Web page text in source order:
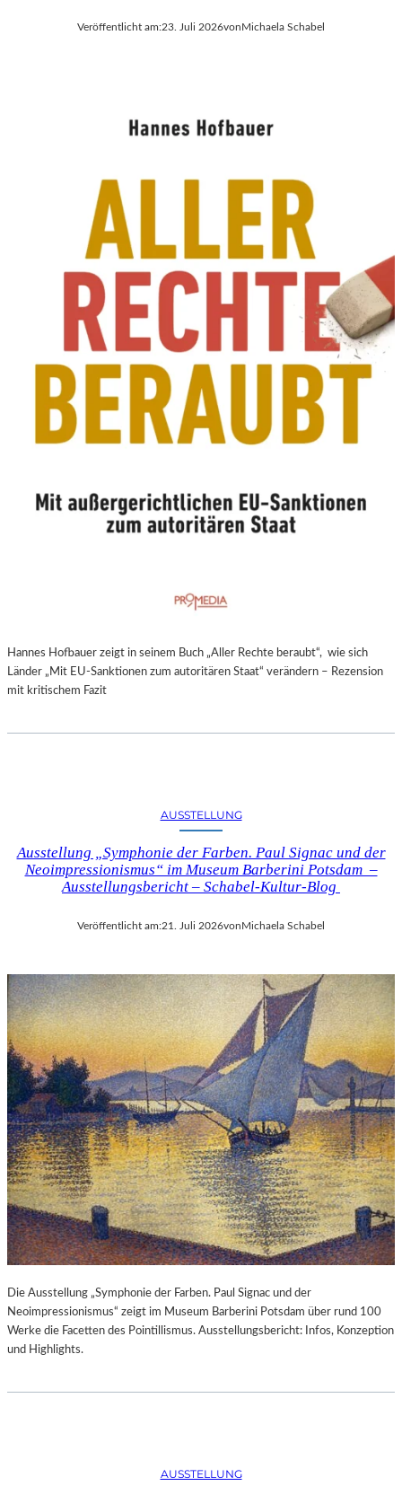
Veröffentlicht am:23. Juli 2026von Michaela Schabel
Hannes Hofbauer zeigt in seinem Buch „Aller Rechte beraubt“, wie sich
Länder „Mit EU-Sanktionen zum autoritären Staat“ verändern – Rezension
mit kritischem Fazit
AUSSTELLUNG
Ausstellung „Symphonie der Farben. Paul Signac und der
Neoimpressionismus“ im Museum Barberini Potsdam –
Ausstellungsbericht – Schabel-Kultur-Blog
Veröffentlicht am:21. Juli 2026von Michaela Schabel
Die Ausstellung „Symphonie der Farben. Paul Signac und der
Neoimpressionismus“ zeigt im Museum Barberini Potsdam über rund 100
Werke die Facetten des Pointillismus. Ausstellungsbericht: Infos, Konzeption
und Highlights.
AUSSTELLUNG